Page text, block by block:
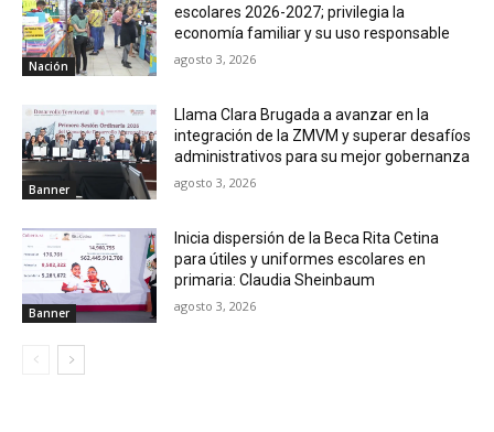
Nación
escolares 2026-2027; privilegia la
economía familiar y su uso responsable
agosto 3, 2026
Banner
Llama Clara Brugada a avanzar en la
integración de la ZMVM y superar desafíos
administrativos para su mejor gobernanza
agosto 3, 2026
Banner
Inicia dispersión de la Beca Rita Cetina
para útiles y uniformes escolares en
primaria: Claudia Sheinbaum
agosto 3, 2026